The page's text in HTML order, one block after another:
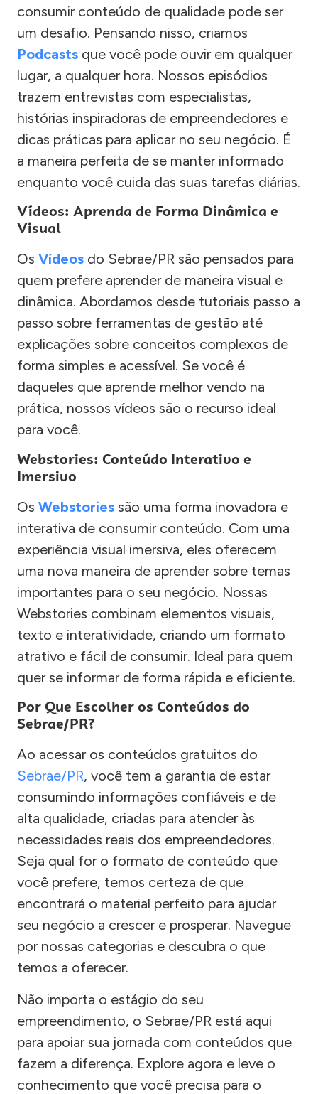
consumir conteúdo de qualidade pode ser
um desafio. Pensando nisso, criamos
Podcasts que você pode ouvir em qualquer
lugar, a qualquer hora. Nossos episódios
trazem entrevistas com especialistas,
histórias inspiradoras de empreendedores e
dicas práticas para aplicar no seu negócio. É
a maneira perfeita de se manter informado
enquanto você cuida das suas tarefas diárias.
Vídeos: Aprenda de Forma Dinâmica e
Visual
Os Vídeos do Sebrae/PR são pensados para
quem prefere aprender de maneira visual e
dinâmica. Abordamos desde tutoriais passo a
passo sobre ferramentas de gestão até
explicações sobre conceitos complexos de
forma simples e acessível. Se você é
daqueles que aprende melhor vendo na
prática, nossos vídeos são o recurso ideal
para você.
Webstories: Conteúdo Interativo e
Imersivo
Os Webstories são uma forma inovadora e
interativa de consumir conteúdo. Com uma
experiência visual imersiva, eles oferecem
uma nova maneira de aprender sobre temas
importantes para o seu negócio. Nossas
Webstories combinam elementos visuais,
texto e interatividade, criando um formato
atrativo e fácil de consumir. Ideal para quem
quer se informar de forma rápida e eficiente.
Por Que Escolher os Conteúdos do
Sebrae/PR?
Ao acessar os conteúdos gratuitos do
Sebrae/PR, você tem a garantia de estar
consumindo informações confiáveis e de
alta qualidade, criadas para atender às
necessidades reais dos empreendedores.
Seja qual for o formato de conteúdo que
você prefere, temos certeza de que
encontrará o material perfeito para ajudar
seu negócio a crescer e prosperar. Navegue
por nossas categorias e descubra o que
temos a oferecer.
Não importa o estágio do seu
empreendimento, o Sebrae/PR está aqui
para apoiar sua jornada com conteúdos que
fazem a diferença. Explore agora e leve o
conhecimento que você precisa para o